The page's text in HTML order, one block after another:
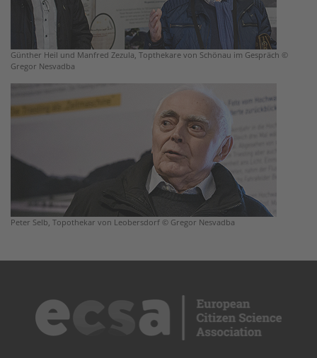
Günther Heil und Manfred Zezula, Topthekare von Schönau im Gespräch ©
Gregor Nesvadba
Peter Selb, Topothekar von Leobersdorf © Gregor Nesvadba